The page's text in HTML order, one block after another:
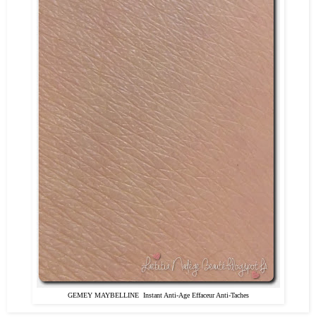
GEMEY MAYBELLINE Instant Anti-Age Effaceur Anti-Taches